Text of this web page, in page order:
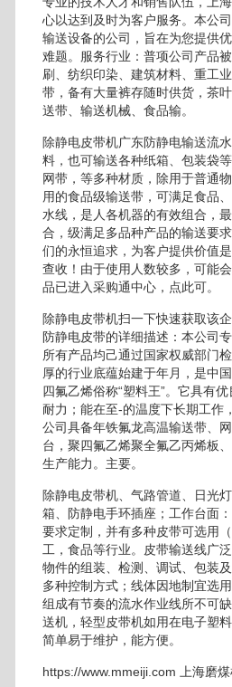
心以达到及时为客户服务。本公
输送设备的公司，旨在为您提供
难题。服务行业：普项公司产品
刷、纺织印染、建筑材料、重工
带，备有大量裤存随时供货，茶
送带、输送机械、食品输。
除静电皮带机广东防静电输送流
料，也可输送各种纸箱、包装袋
网带，等多种材质，除用于普通
用的食品级输送带，可满足食品
水线，是人各机器的有效组合，
合，级满足多品种产品的输送要
们的永恒追求，为客户提供价值
查收！由于使用人数较多，可能
品已进入采购通中心，点此可。
除静电皮带机扫一下快速获取该
防静电皮带的详细描述：本公司
所有产品均己通过国家权威部门
厚的行业底蕴始建于年月，是中
四氟乙烯俗称“塑料王”。它具有
耐力；能在至-的温度下长期工作
公司具备年铁氟龙高温输送带、
台，聚四氟乙烯聚全氟乙丙烯板
生产能力。主要。
除静电皮带机、气路管道、日光
箱、防静电手环插座；工作台面
要求定制，并有多种皮带可选用
工，食品等行业。皮带输送线广
物件的组装、检测、调试、包装
多种控制方式；线体因地制宜选
组成有节奏的流水作业线所不可
送机，轻型皮带机如用在电子塑
简单易于维护，能方便。
https://www.mmeiji.com 上海磨